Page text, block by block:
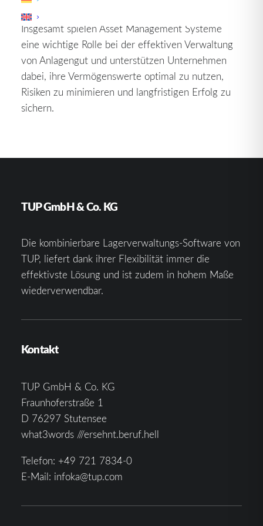
Insgesamt spielen Asset Management Systeme
eine wichtige Rolle bei der effektiven Verwaltung
von Anlagengut und unterstützen Unternehmen
dabei, ihre Vermögenswerte optimal zu nutzen,
Risiken zu minimieren und langfristigen Erfolg zu
sichern.
TUP GmbH & Co. KG
Die kombinierbare Lagerverwaltungs-Software von
TUP, liefert dank ihrer Flexibilität immer die
effektivste Lösung und ist zudem in hohem Maße
wiederverwendbar.
Kontakt
TUP GmbH & Co. KG
Fraunhoferstraße 1
D 76297 Stutensee
what3words ///ersehnt.beruf.hell
Telefon: +49 721 7834-0
E-Mail: infoka@tup.com